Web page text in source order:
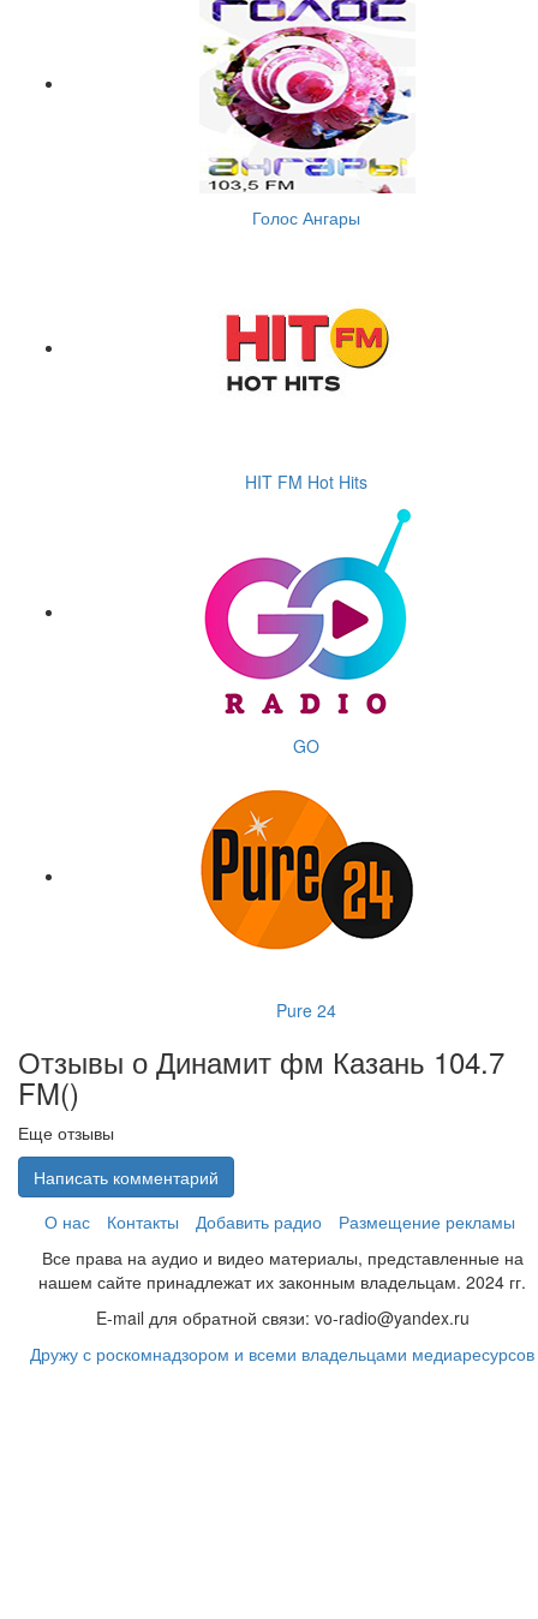
Голос Ангары
HIT FM Hot Hits
GO
Pure 24
Отзывы о Динамит фм Казань 104.7
FM()
Еще отзывы
Написать комментарий
О нас
Контакты Добавить радио
Размещение рекламы
Все права на аудио и видео материалы, представленные на
нашем сайте принадлежат их законным владельцам. 2024 гг.
E-mail для обратной связи: vo-radio@yandex.ru
Дружу с роскомнадзором и всеми владельцами медиаресурсов